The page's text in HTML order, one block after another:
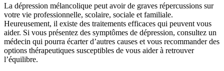
La dépression mélancolique peut avoir de graves répercussions sur
votre vie professionnelle, scolaire, sociale et familiale.
Heureusement, il existe des traitements efficaces qui peuvent vous
aider. Si vous présentez des symptômes de dépression, consultez un
médecin qui pourra écarter d’autres causes et vous recommander des
options thérapeutiques susceptibles de vous aider à retrouver
l’équilibre.